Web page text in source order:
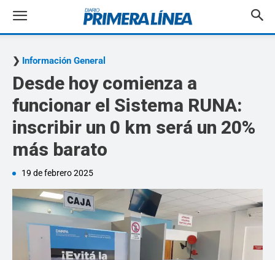
Información General
Desde hoy comienza a
funcionar el Sistema RUNA:
inscribir un 0 km será un 20%
más barato
19 de febrero 2025